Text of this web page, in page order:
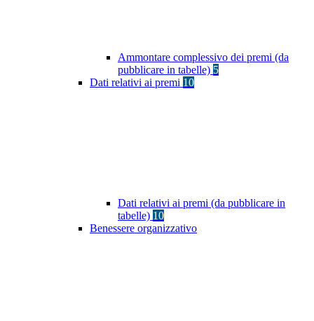
Ammontare complessivo dei premi (da
pubblicare in tabelle) 5
Dati relativi ai premi 10
Dati relativi ai premi (da pubblicare in
tabelle) 10
Benessere organizzativo